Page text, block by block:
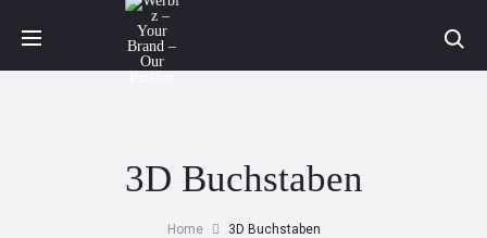
3D Buchstaben
Home 3D Buchstaben